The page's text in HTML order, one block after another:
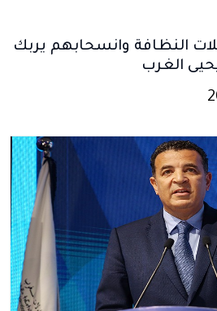
النظافة وانسحابهم يربك
الغرب